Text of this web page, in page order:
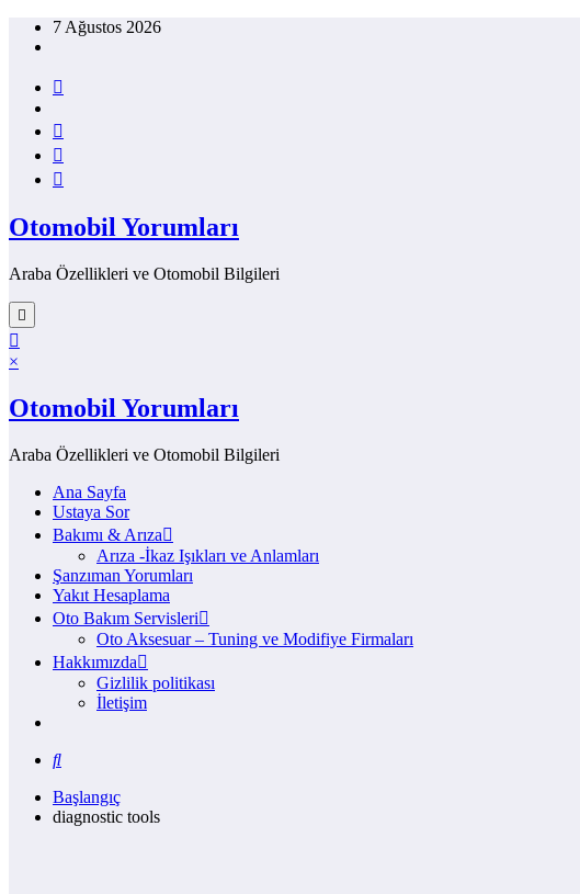
İçeriğe7 Ağustos 2026
Otomobil Yorumları
Araba Özellikleri ve Otomobil Bilgileri
×
Otomobil Yorumları
Araba Özellikleri ve Otomobil Bilgileri
Ana Sayfa
Ustaya Sor
Bakımı & Arıza
Arıza -İkaz Işıkları ve Anlamları
Şanzıman Yorumları
Yakıt Hesaplama
Oto Bakım Servisleri
Oto Aksesuar – Tuning ve Modifiye Firmaları
Hakkımızda
Gizlilik politikası
İletişim
Başlangıç
diagnostic tools